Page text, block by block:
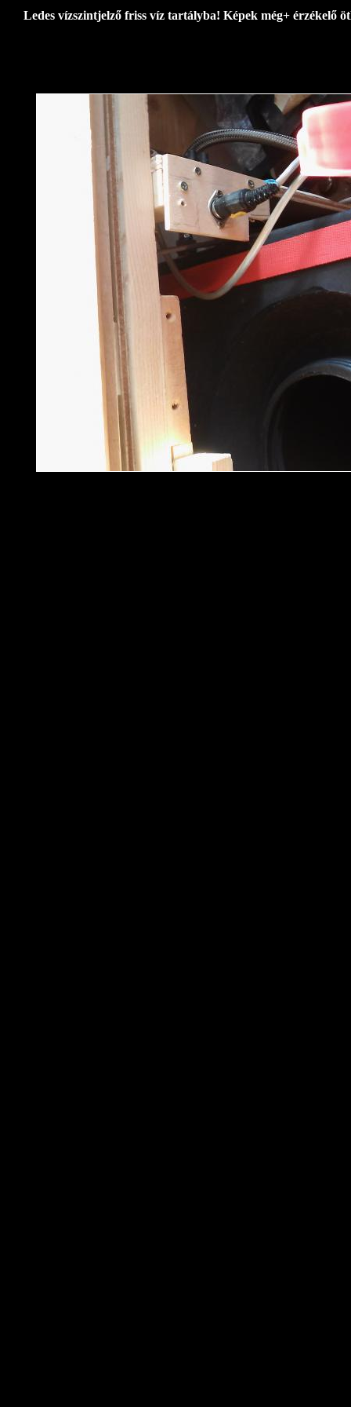
Ledes vízszintjelző friss víz tartályba! Képek még+ érzékelő